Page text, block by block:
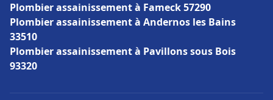
Plombier assainissement à Fameck 57290
Plombier assainissement à Andernos les Bains
33510
Plombier assainissement à Pavillons sous Bois
93320